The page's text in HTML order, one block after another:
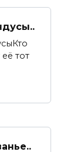
тот